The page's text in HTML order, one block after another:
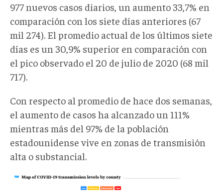
977 nuevos casos diarios, un aumento 33,7% en
comparación con los siete días anteriores (67
mil 274). El promedio actual de los últimos siete
días es un 30,9% superior en comparación con
el pico observado el 20 de julio de 2020 (68 mil
717).
Con respecto al promedio de hace dos semanas,
el aumento de casos ha alcanzado un 111%
mientras más del 97% de la población
estadounidense vive en zonas de transmisión
alta o substancial.
fracasocovid004.png